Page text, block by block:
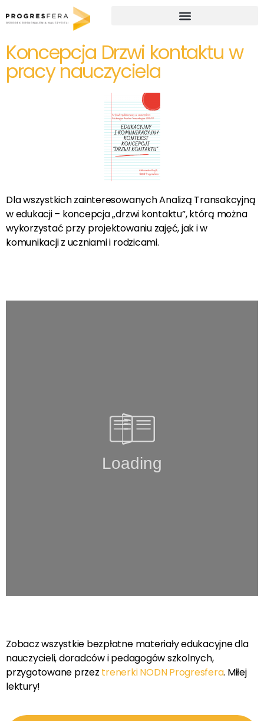
Koncepcja Drzwi kontaktu w
pracy nauczyciela
Dla wszystkich zainteresowanych Analizą Transakcyjną
w edukacji – koncepcja „drzwi kontaktu”, którą można
wykorzystać przy projektowaniu zajęć, jak i w
komunikacji z uczniami i rodzicami.
Zobacz wszystkie bezpłatne materiały edukacyjne dla
nauczycieli, doradców i pedagogów szkolnych,
przygotowane przez trenerki NODN Progresfera. Miłej
lektury!